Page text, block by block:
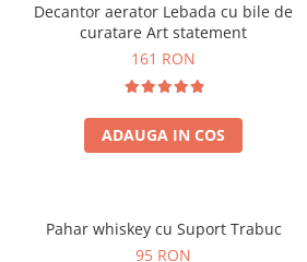
Decantor aerator Lebada cu bile de
curatare Art statement
161 RON
ADAUGA IN COS
Pahar whiskey cu Suport Trabuc
95 RON